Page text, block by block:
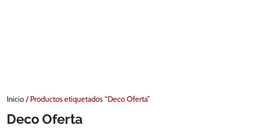
Inicio/ Productos etiquetados “Deco Oferta”
Deco Oferta